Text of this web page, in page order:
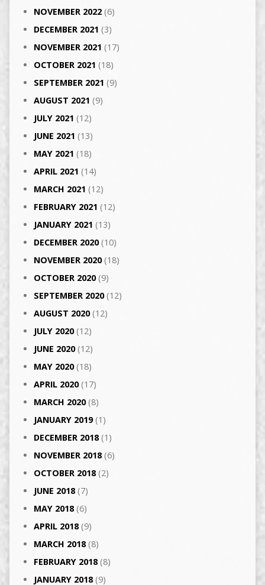
NOVEMBER 2022 (6)
DECEMBER 2021 (3)
NOVEMBER 2021 (17)
OCTOBER 2021 (18)
SEPTEMBER 2021 (9)
AUGUST 2021 (9)
JULY 2021 (12)
JUNE 2021 (13)
MAY 2021 (18)
APRIL 2021 (14)
MARCH 2021 (12)
FEBRUARY 2021 (12)
JANUARY 2021 (13)
DECEMBER 2020(10)
NOVEMBER 2020(18)
OCTOBER 2020(9)
SEPTEMBER 2020(12)
AUGUST 2020(12)
JULY 2020(12)
JUNE 2020(12)
MAY 2020(18)
APRIL 2020(17)
MARCH 2020(8)
JANUARY 2019(1)
DECEMBER 2018(1)
NOVEMBER 2018(6)
OCTOBER 2018(2)
JUNE 2018(7)
MAY 2018(6)
APRIL 2018(9)
MARCH 2018(8)
FEBRUARY 2018(8)
JANUARY 2018(9)